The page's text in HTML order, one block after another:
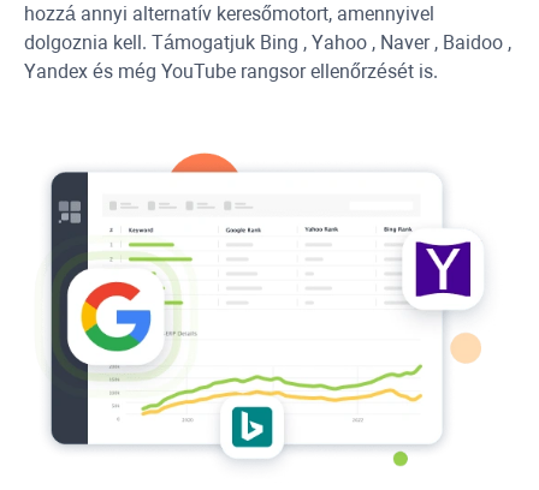
hozzá annyi alternatív keresőmotort, amennyivel
dolgoznia kell. Támogatjuk Bing , Yahoo , Naver, Baidoo ,
Yandex és még YouTube rangsor ellenőrzését is.